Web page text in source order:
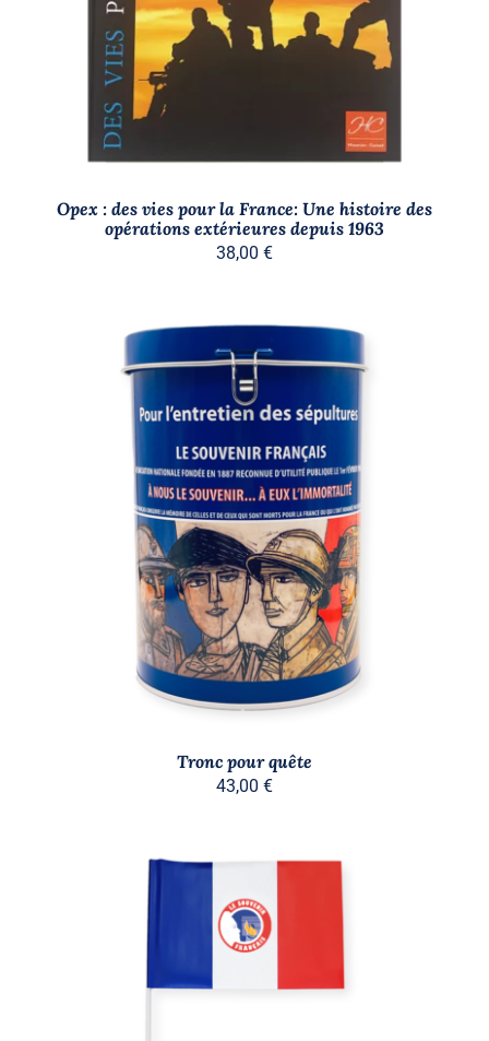
Opex : des vies pour la France: Une histoire des
opérations extérieures depuis 1963
38,00 €
/
Tronc pour quête
43,00 €